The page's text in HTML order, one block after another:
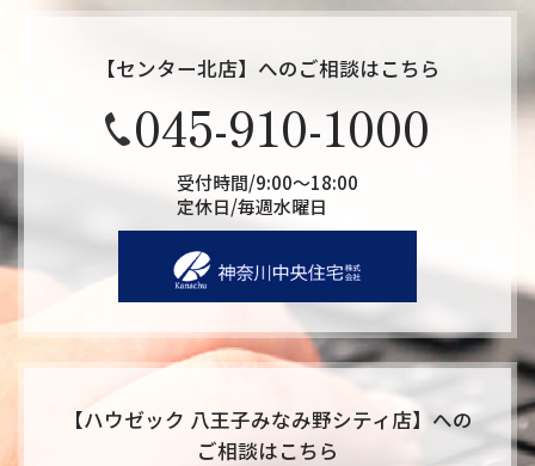
【センター北店】へのご相談はこちら
045-910-1000
受付時間/9:00～18:00
定休日/毎週水曜日
【ハウゼック 八王子みなみ野シティ店】への
ご相談はこちら